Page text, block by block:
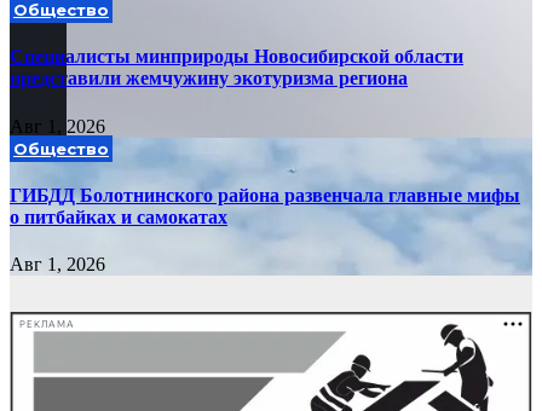
Общество
Специалисты минприроды Новосибирской области
представили жемчужину экотуризма региона
Авг 1, 2026
Общество
ГИБДД Болотнинского района развенчала главные мифы
о питбайках и самокатах
Авг 1, 2026
РЕКЛАМА